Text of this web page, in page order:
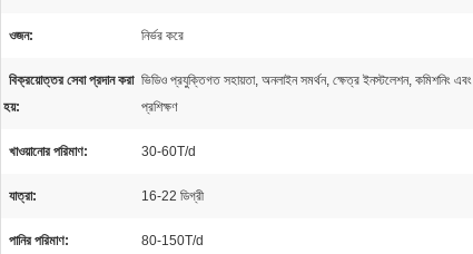
ওজন: নির্ভর করে
বিক্রয়োত্তর সেবা প্রদান করা
হয়:
ভিডিও প্রযুক্তিগত সহায়তা, অনলাইন সমর্থন, ক্ষেত্র ইনস্টলেশন, কমিশনিং এবং
প্রশিক্ষণ
খাওয়ানোর পরিমাণ: 30-60T/d
যাত্রা: 16-22 ডিগ্রী
পানির পরিমাণ: 80-150T/d